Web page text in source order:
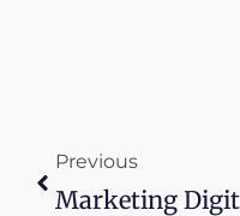
Previous